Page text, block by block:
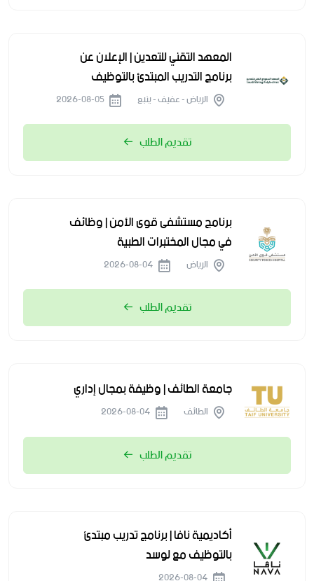
المعهد التقني للتعدين | الإعلان عن
برنامج التدريب المبتدئ بالتوظيف
الرياض - عفيف - ينبع
تقديم الطلب
برنامج مستشفى قوى الأمن | وظائف
في مجال المختبرات الطبية
الرياض
تقديم الطلب
جامعة الطائف | وظيفة بمجال إداري
الطائف
تقديم الطلب
أكاديمية نافا | برنامج تدريب مبتدئ
بالتوظيف مع لوسد